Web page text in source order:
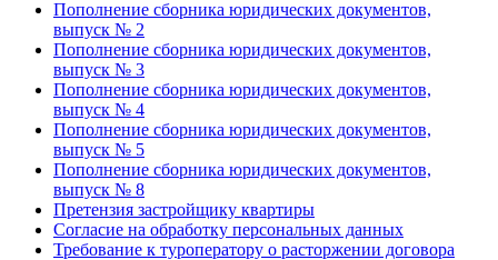
Пополнение сборника юридических документов,
выпуск № 2
Пополнение сборника юридических документов,
выпуск № 3
Пополнение сборника юридических документов,
выпуск № 4
Пополнение сборника юридических документов,
выпуск № 5
Пополнение сборника юридических документов,
выпуск № 8
Претензия застройщику квартиры
Согласие на обработку персональных данных
Требование к туроператору о расторжении договора